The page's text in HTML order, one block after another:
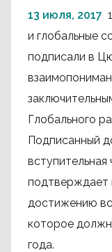
13 июля, 2017
и глобальные
подписали в
Глобального
Подписанный
подтверждает
достижению
которое
года.